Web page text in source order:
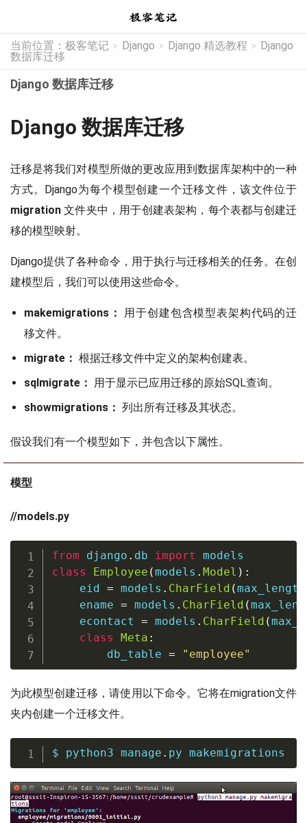
当前位置： 极客笔记 > Django > Django 精选教程 > Django
数据库迁移
Django 数据库迁移
Django 数据库迁移
迁移是将我们对模型所做的更改应用到数据库架构中的一种
方式。Django为每个模型创建一个迁移文件，该文件位于
migration 文件夹中，用于创建表架构，每个表都与创建迁
移的模型映射。
Django提供了各种命令，用于执行与迁移相关的任务。在创
建模型后，我们可以使用这些命令。
makemigrations：
用于创建包含模型表架构代码的迁
移文件。
migrate： 根据迁移文件中定义的架构创建表。
sqlmigrate： 用于显示已应用迁移的原始SQL查询。
showmigrations： 列出所有迁移及其状态。
假设我们有一个模型如下，并包含以下属性。
模型
//models.py
from django . db import
class
Employee (models . Model ) :
    eid
= models . CharField (max_length
    ename
= models . CharField (
    econtact
= models . CharField (
class
Meta :
        db_table
= "employee"
为此模型创建迁移，请使用以下命令。它将在migration文件
夹内创建一个迁移文件。
$ python3 manage . py makemigrations